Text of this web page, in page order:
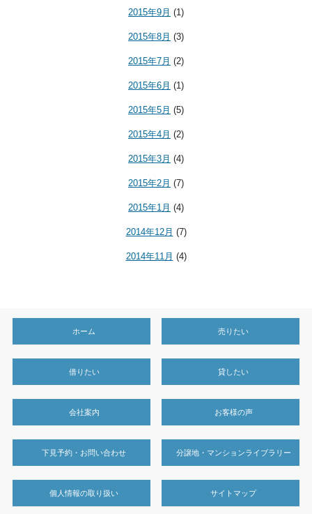
2015年9月 (1)
2015年8月 (3)
2015年7月 (2)
2015年6月 (1)
2015年5月 (5)
2015年4月 (2)
2015年3月 (4)
2015年2月 (7)
2015年1月 (4)
2014年12月 (7)
2014年11月 (4)
ホーム 売りたい
借りたい 貸したい
会社案内 お客様の声
下見予約・お問い合わせ 分譲地・マンションライブラリー
個人情報の取り扱い サイトマップ